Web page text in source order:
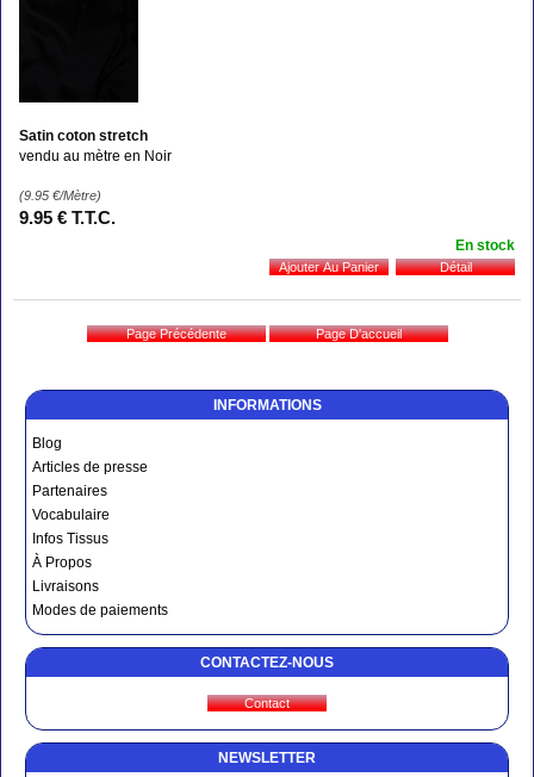
INFORMATIONS
Blog
Articles de presse
Partenaires
Vocabulaire
Infos Tissus
À Propos
Livraisons
Modes de paiements
CONTACTEZ-NOUS
NEWSLETTER
Satin coton stretch
vendu au mètre en Noir
(9.95 €/Mètre)
9.95 € T.T.C.
En stock